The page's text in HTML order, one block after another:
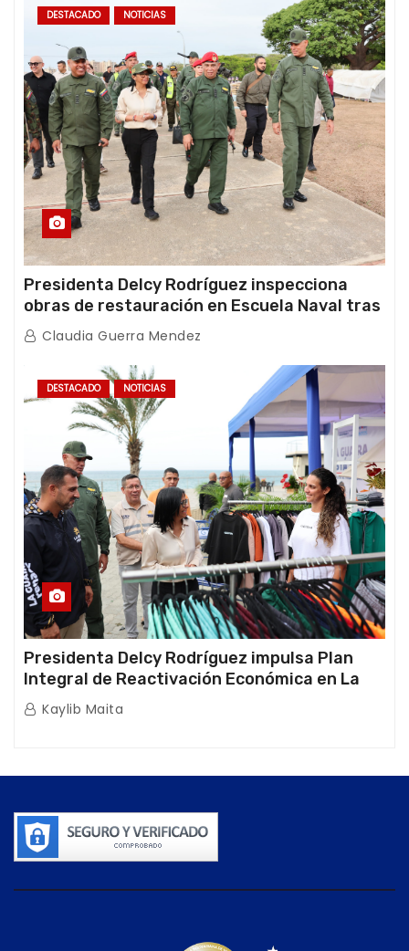
DESTACADO NOTICIAS
Presidenta Delcy Rodríguez inspecciona
obras de restauración en Escuela Naval tras
afectaciones sísmicas en La Guaira
Claudia Guerra Mendez
DESTACADO NOTICIAS
Presidenta Delcy Rodríguez impulsa Plan
Integral de Reactivación Económica en La
Guaira
Kaylib Maita